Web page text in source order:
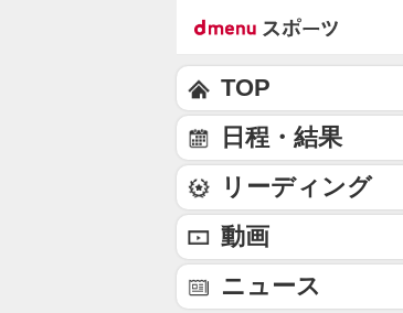
TOP
日程・結果
リーディング
動画
ニュース